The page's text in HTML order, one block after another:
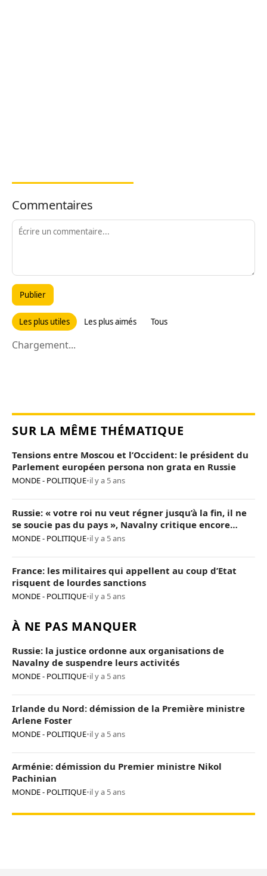
Commentaires
Publier
Les plus utiles Les plus aimés Tous
Chargement...
SUR LA MÊME THÉMATIQUE
Tensions entre Moscou et l’Occident: le président du
Parlement européen persona non grata en Russie
MONDE - POLITIQUE•il y a 5 ans
Russie: « votre roi nu veut régner jusqu’à la fin, il ne
se soucie pas du pays », Navalny critique encore
Poutine
MONDE - POLITIQUE•il y a 5 ans
France: les militaires qui appellent au coup d’Etat
risquent de lourdes sanctions
MONDE - POLITIQUE•il y a 5 ans
À NE PAS MANQUER
Russie: la justice ordonne aux organisations de
Navalny de suspendre leurs activités
MONDE - POLITIQUE•il y a 5 ans
Irlande du Nord: démission de la Première ministre
Arlene Foster
MONDE - POLITIQUE•il y a 5 ans
Arménie: démission du Premier ministre Nikol
Pachinian
MONDE - POLITIQUE•il y a 5 ans